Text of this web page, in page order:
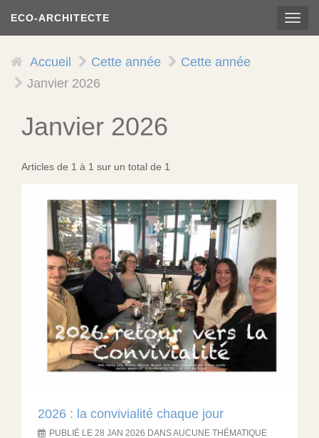
contenu
ECO-ARCHITECTE
Accueil Cette année
Cette année
Janvier 2026
Janvier 2026
Articles de 1 à 1 sur un total de 1
2026 : la convivialité chaque jour
PUBLIÉ LE 28 JAN 2026 DANS AUCUNE THÉMATIQUE